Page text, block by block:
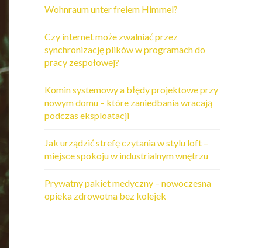
Wohnraum unter freiem Himmel?
Czy internet może zwalniać przez
synchronizację plików w programach do
pracy zespołowej?
Komin systemowy a błędy projektowe przy
nowym domu – które zaniedbania wracają
podczas eksploatacji
Jak urządzić strefę czytania w stylu loft –
miejsce spokoju w industrialnym wnętrzu
Prywatny pakiet medyczny – nowoczesna
opieka zdrowotna bez kolejek